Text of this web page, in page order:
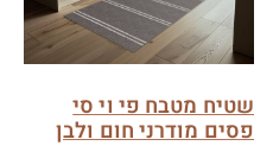
שטיח מטבח פי וי סי
פסים מודרני חום ולבן